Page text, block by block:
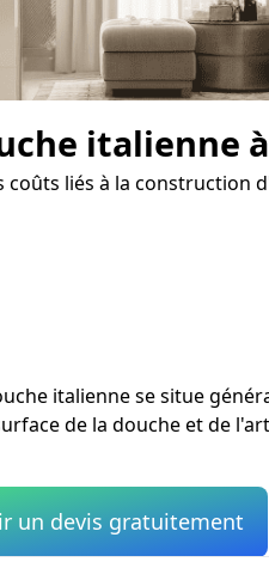
italienne
liés à la construction
italienne se situe
de la douche et de
un devis gratuitement